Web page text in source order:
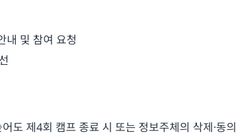
내 및 참여 요청
도 제4회 캠프 종료 시 또는 정보주체의 삭제·동